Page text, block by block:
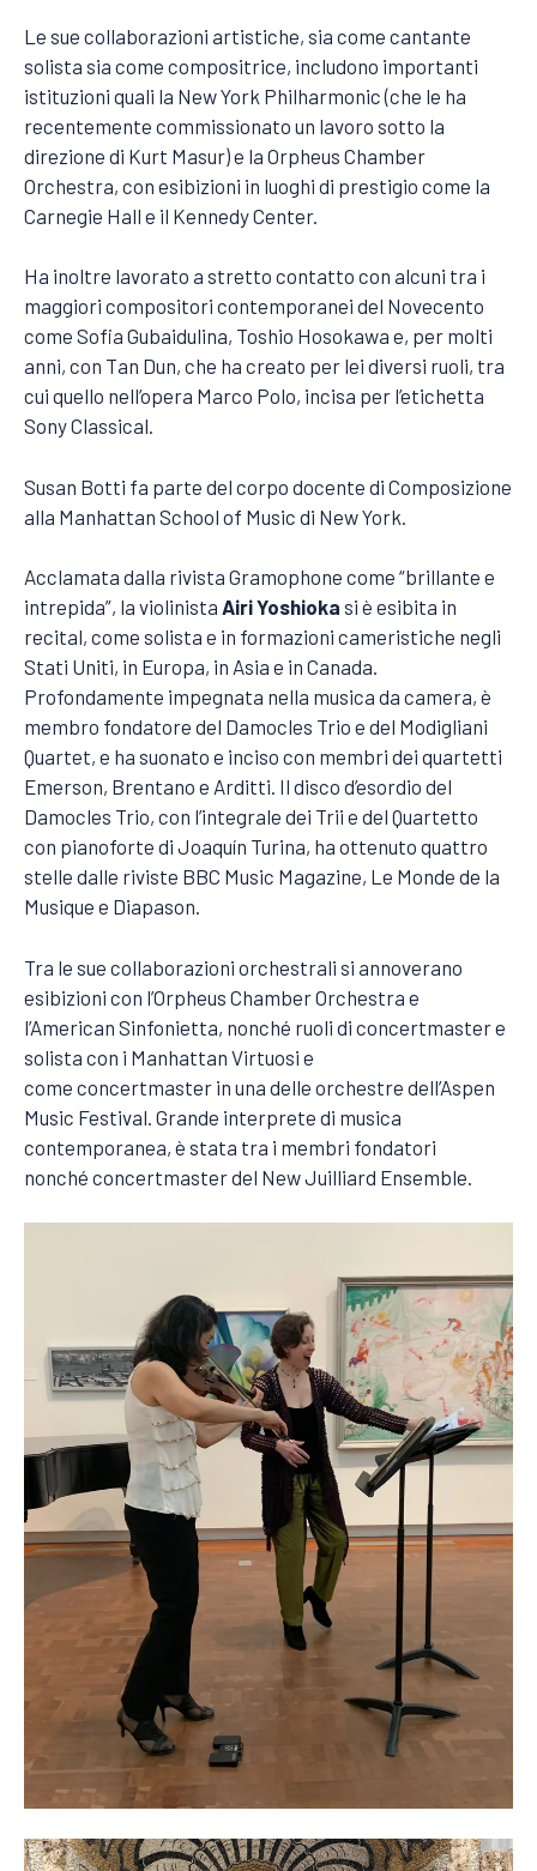
Le sue collaborazioni artistiche, sia come cantante
solista sia come compositrice, includono importanti
istituzioni quali la New York Philharmonic (che le ha
recentemente commissionato un lavoro sotto la
direzione di Kurt Masur) e la Orpheus Chamber
Orchestra, con esibizioni in luoghi di prestigio come la
Carnegie Hall e il Kennedy Center.
Ha inoltre lavorato a stretto contatto con alcuni tra i
maggiori compositori contemporanei del Novecento
come Sofia Gubaidulina, Toshio Hosokawa e, per molti
anni, con Tan Dun, che ha creato per lei diversi ruoli, tra
cui quello nell’opera Marco Polo, incisa per l’etichetta
Sony Classical.
Susan Botti fa parte del corpo docente di Composizione
alla Manhattan School of Music di New York.
Acclamata dalla rivista Gramophone come “brillante e
intrepida”, la violinista Airi Yoshioka si è esibita in
recital, come solista e in formazioni cameristiche negli
Stati Uniti, in Europa, in Asia e in Canada.
Profondamente impegnata nella musica da camera, è
membro fondatore del Damocles Trio e del Modigliani
Quartet, e ha suonato e inciso con membri dei quartetti
Emerson, Brentano e Arditti. Il disco d’esordio del
Damocles Trio, con l’integrale dei Trii e del Quartetto
con pianoforte di Joaquín Turina, ha ottenuto quattro
stelle dalle riviste BBC Music Magazine, Le Monde de la
Musique e Diapason.
Tra le sue collaborazioni orchestrali si annoverano
esibizioni con l’Orpheus Chamber Orchestra e
l’American Sinfonietta, nonché ruoli di concertmaster e
solista con i Manhattan Virtuosi e
come concertmaster in una delle orchestre dell’Aspen
Music Festival. Grande interprete di musica
contemporanea, è stata tra i membri fondatori
nonché concertmaster del New Juilliard Ensemble.